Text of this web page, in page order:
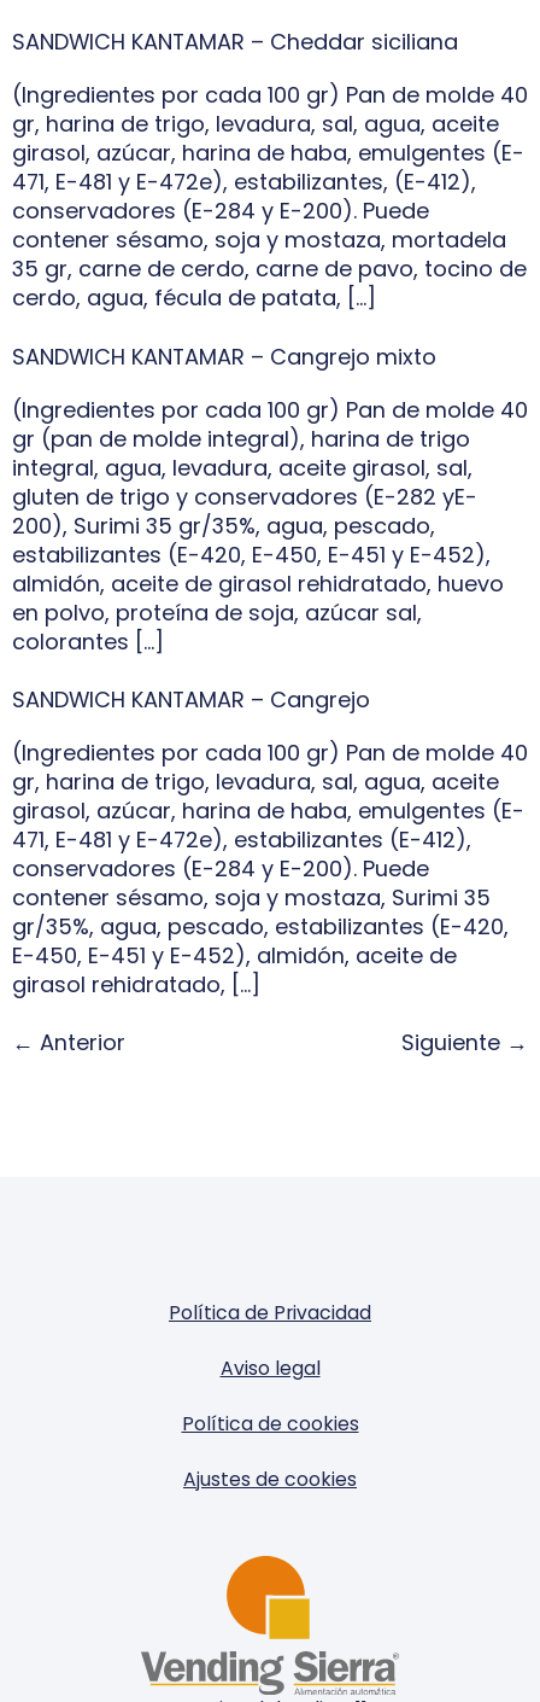
SANDWICH KANTAMAR – Cheddar siciliana
(Ingredientes por cada 100 gr) Pan de molde 40
gr, harina de trigo, levadura, sal, agua, aceite
girasol, azúcar, harina de haba, emulgentes (E-
471, E-481 y E-472e), estabilizantes, (E-412),
conservadores (E-284 y E-200). Puede
contener sésamo, soja y mostaza, mortadela
35 gr, carne de cerdo, carne de pavo, tocino de
cerdo, agua, fécula de patata, […]
SANDWICH KANTAMAR – Cangrejo mixto
(Ingredientes por cada 100 gr) Pan de molde 40
gr (pan de molde integral), harina de trigo
integral, agua, levadura, aceite girasol, sal,
gluten de trigo y conservadores (E-282 yE-
200), Surimi 35 gr/35%, agua, pescado,
estabilizantes (E-420, E-450, E-451 y E-452),
almidón, aceite de girasol rehidratado, huevo
en polvo, proteína de soja, azúcar sal,
colorantes […]
SANDWICH KANTAMAR – Cangrejo
(Ingredientes por cada 100 gr) Pan de molde 40
gr, harina de trigo, levadura, sal, agua, aceite
girasol, azúcar, harina de haba, emulgentes (E-
471, E-481 y E-472e), estabilizantes (E-412),
conservadores (E-284 y E-200). Puede
contener sésamo, soja y mostaza, Surimi 35
gr/35%, agua, pescado, estabilizantes (E-420,
E-450, E-451 y E-452), almidón, aceite de
girasol rehidratado, […]
← Anterior Siguiente →
Política de Privacidad
Aviso legal
Política de cookies
Ajustes de cookies